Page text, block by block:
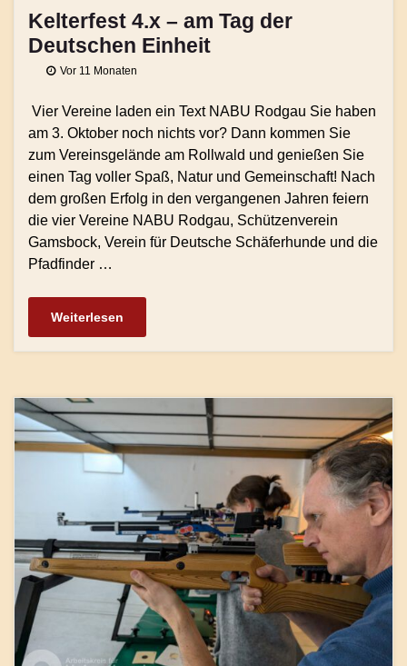
Kelterfest 4.x – am Tag der
Deutschen Einheit
Vor 11 Monaten
Vier Vereine laden ein Text NABU Rodgau Sie haben
am 3. Oktober noch nichts vor? Dann kommen Sie
zum Vereinsgelände am Rollwald und genießen Sie
einen Tag voller Spaß, Natur und Gemeinschaft! Nach
dem großen Erfolg in den vergangenen Jahren feiern
die vier Vereine NABU Rodgau, Schützenverein
Gamsbock, Verein für Deutsche Schäferhunde und die
Pfadfinder …
Weiterlesen